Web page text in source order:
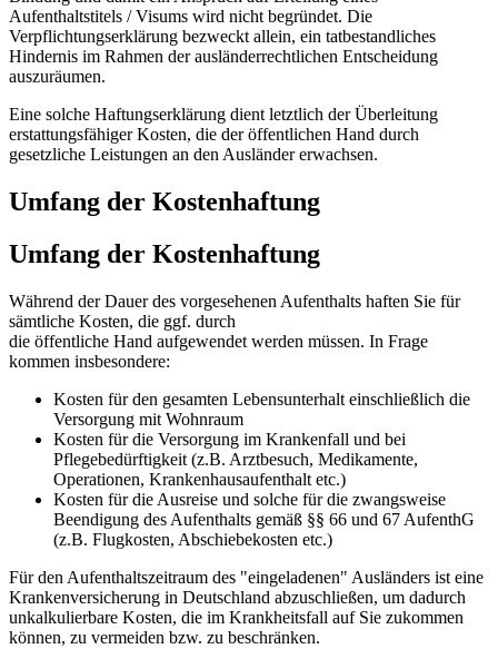
Aufenthaltstitels / Visums wird nicht begründet. Die
Verpflichtungserklärung bezweckt allein, ein tatbestandliches
Hindernis im Rahmen der ausländerrechtlichen Entscheidung
auszuräumen.
Eine solche Haftungserklärung dient letztlich der Überleitung
erstattungsfähiger Kosten, die der öffentlichen Hand durch
gesetzliche Leistungen an den Ausländer erwachsen.
Umfang der Kostenhaftung
Umfang der Kostenhaftung
Während der Dauer des vorgesehenen Aufenthalts haften Sie für
sämtliche Kosten, die ggf. durch
die öffentliche Hand aufgewendet werden müssen. In Frage
kommen insbesondere:
Kosten für den gesamten Lebensunterhalt einschließlich die
Versorgung mit Wohnraum
Kosten für die Versorgung im Krankenfall und bei
Pflegebedürftigkeit (z.B. Arztbesuch, Medikamente,
Operationen, Krankenhausaufenthalt etc.)
Kosten für die Ausreise und solche für die zwangsweise
Beendigung des Aufenthalts gemäß §§ 66 und 67 AufenthG
(z.B. Flugkosten, Abschiebekosten etc.)
Für den Aufenthaltszeitraum des "eingeladenen" Ausländers ist eine
Krankenversicherung in Deutschland abzuschließen, um dadurch
unkalkulierbare Kosten, die im Krankheitsfall auf Sie zukommen
können, zu vermeiden bzw. zu beschränken.